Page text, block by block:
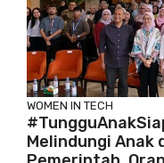
WOMEN IN TECH
Melindungi Anak